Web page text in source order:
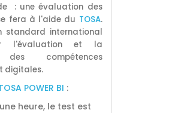
: une évaluation des
fera à l'aide du TOSA.
standard international
l'évaluation et la
des compétences
digitales.
POWER BI :
heure, le test est